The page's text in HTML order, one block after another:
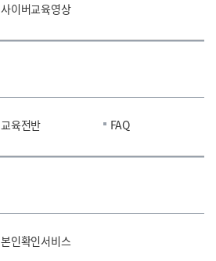
사이버교육영상
교육전반 FAQ
본인확인서비스